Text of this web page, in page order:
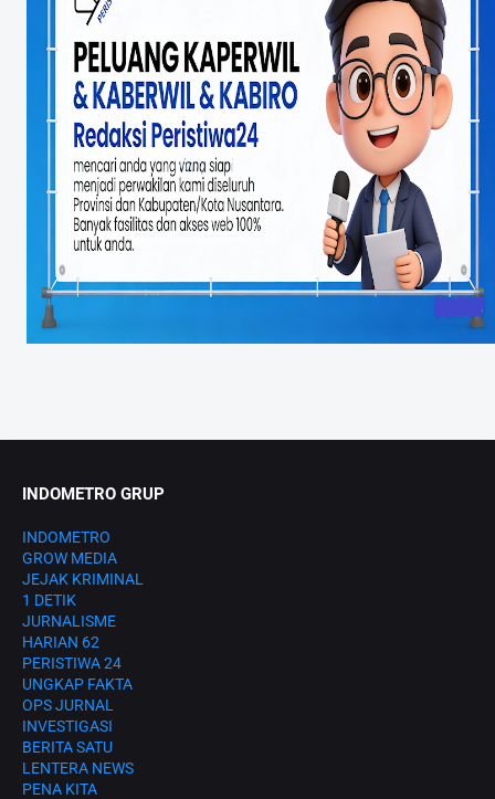
INDOMETRO GRUP
INDOMETRO
GROW MEDIA
JEJAK KRIMINAL
1 DETIK
JURNALISME
HARIAN 62
PERISTIWA 24
UNGKAP FAKTA
OPS JURNAL
INVESTIGASI
BERITA SATU
LENTERA NEWS
PENA KITA